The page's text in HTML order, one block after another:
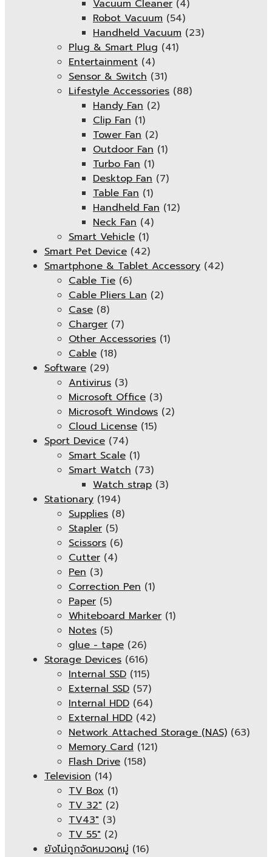
Vacuum Cleaner (4)
Robot Vacuum (54)
Handheld Vacuum (23)
Plug & Smart Plug (41)
Entertainment (4)
Sensor & Switch (31)
Lifestyle Accessories (88)
Handy Fan (2)
Clip Fan (1)
Tower Fan (2)
Outdoor Fan (1)
Turbo Fan (1)
Desktop Fan (7)
Table Fan (1)
Handheld Fan (12)
Neck Fan (4)
Smart Vehicle (1)
Smart Pet Device (42)
Smartphone & Tablet Accessory (42)
Cable Tie (6)
Cable Pliers Lan (2)
Case (8)
Charger (7)
Other Accessories (1)
Cable (18)
Software (29)
Antivirus (3)
Microsoft Office (3)
Microsoft Windows (2)
Cloud License (15)
Sport Device (74)
Smart Scale (1)
Smart Watch (73)
Watch strap (3)
Stationary (194)
Supplies (8)
Stapler (5)
Scissors (6)
Cutter (4)
Pen (3)
Correction Pen (1)
Paper (5)
Whiteboard Marker (1)
Notes (5)
glue - tape (26)
Storage Devices (616)
Internal SSD (115)
External SSD (57)
Internal HDD (64)
External HDD (42)
Network Attached Storage (NAS) (63)
Memory Card (121)
Flash Drive (158)
Television (14)
TV Box (1)
TV 32" (2)
TV43" (3)
TV 55" (2)
ยังไม่ถูกจัดหมวดหมู่ (16)